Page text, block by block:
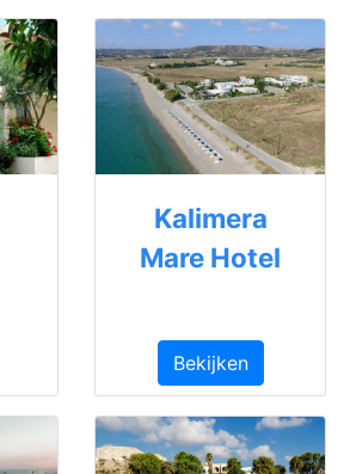
Kalimera
Mare Hotel
Bekijken